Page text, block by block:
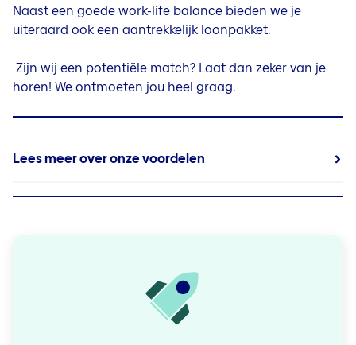
Naast een goede work-life balance bieden we je
uiteraard ook een aantrekkelijk loonpakket.
Zijn wij een potentiële match? Laat dan zeker van je
horen! We ontmoeten jou heel graag.
Lees meer over onze voordelen